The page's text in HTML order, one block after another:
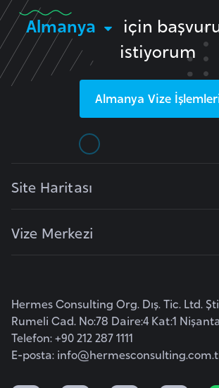
Almanya
için
istiyorum
Almanya Vize
Site Haritası
Vize Merkezi
Hermes Consulting Org. Dış. Tic. Ltd.
Rumeli Cad. No:78 Daire:4 Kat:1
Telefon: +90 212 287 1111
E-posta:
k
a
Ç
a
C
u
m